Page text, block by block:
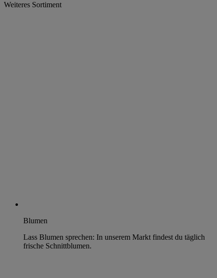
Weiteres Sortiment
Blumen
Lass Blumen sprechen: In unserem Markt findest du täglich
frische Schnittblumen.